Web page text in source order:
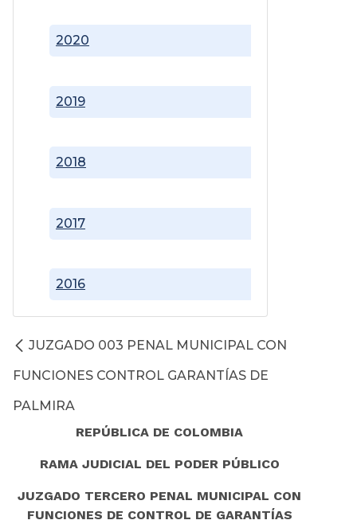
2016
2017
2018
2019
2020
JUZGADO 003 PENAL MUNICIPAL CON
FUNCIONES CONTROL GARANTÍAS DE
PALMIRA
REPÚBLICA DE COLOMBIA
RAMA JUDICIAL DEL PODER PÚBLICO
JUZGADO TERCERO PENAL MUNICIPAL CON
FUNCIONES DE CONTROL DE GARANTÍAS